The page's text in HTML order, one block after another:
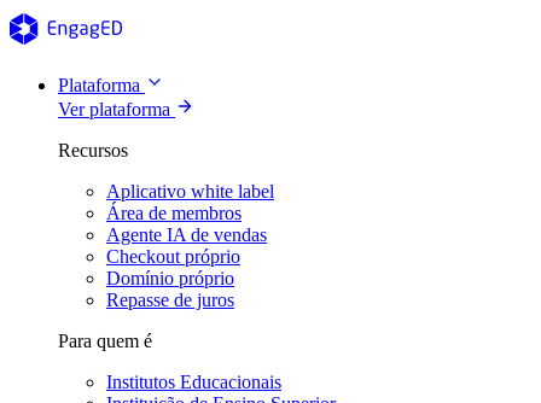
Plataforma
Ver plataforma
Recursos
Aplicativo white label
Área de membros
Agente IA de vendas
Checkout próprio
Domínio próprio
Repasse de juros
Para quem é
Institutos Educacionais